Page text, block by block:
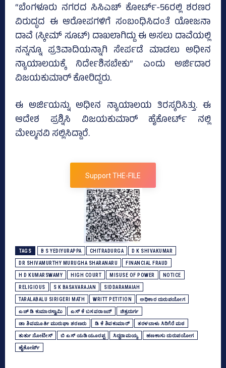
“ಬೆಂಗಳೂರು ನಗರದ ಸಿಸಿಎಚ್ ಕೋರ್ಟ್-56ರಲ್ಲಿ ಶರಣರ
ವಿರುದ್ಧದ ಈ ಆರೋಪಗಳಿಗೆ ಸಂಬಂಧಿಸಿದಂತೆ ಯೋಜನಾ
ದಾವೆ (ಸ್ಕೀಮ್ ಸೂಟ್) ದಾಖಲಾಗಿದ್ದು ಈ ಅಸಲು ದಾವೆಯಲ್ಲಿ
ನನ್ನನ್ನೂ ಪ್ರತಿವಾದಿಯನ್ನಾಗಿ ಸೇರ್ಪಡೆ ಮಾಡಲು ಅಧೀನ
ನ್ಯಾಯಾಲಯಕ್ಕೆ ನಿರ್ದೇಶಿಸಬೇಕು” ಎಂದು ಅರ್ಜಿದಾರ
ವಿಜಯಕುಮಾರ್ ಕೋರಿದ್ದರು.
ಈ ಅರ್ಜಿಯನ್ನು ಅಧೀನ ನ್ಯಾಯಾಲಯ ತಿರಸ್ಕರಿಸಿತ್ತು. ಈ
ಆದೇಶ ಪ್ರಶ್ನಿಸಿ ವಿಜಯಕುಮಾರ್ ಹೈಕೋರ್ಟ್ ನಲ್ಲಿ
ಮೇಲ್ಮನವಿ ಸಲ್ಲಿಸಿದ್ದಾರೆ.
Support THE-FILE
TAGS B S YEDIYURAPPA CHITRADURGA D K SHIVAKUMAR
DR SHIVAMURTHY MURUGHA SHARANARU FINANCIAL FRAUD
H D KUMARSWAMY HIGH COURT MISUSE OF POWER NOTICE
RELIGIOUS S K BASAVARAJAN SIDDARAMAIAH
TARALABALU SIRIGERI MATH WRITT PETITION ಅಧಿಕಾರ ದುರುಪಯೋಗ
ಎಚ್‌ ಡಿ ಕುಮಾರಸ್ವಾಮಿ ಎಸ್‌ ಕೆ ಬಸವರಾಜನ್‌ ಚಿತ್ರದುರ್ಗ
ಡಾ ಶಿವಮೂರ್ತಿ ಮುರುಘಾ ಶರಣರು ಡಿ ಕೆ ಶಿವಕುಮಾರ್ ತರಳಬಾಳು ಸಿರಿಗೆರೆ ಮಠ
ತುರ್ತು ನೋಟೀಸ್‌ ಬಿ ಎಸ್‌ ಯಡಿಯೂರಪ್ಪ ಸಿದ್ದರಾಮಯ್ಯ ಹಣಕಾಸು ದುರುಪಯೋಗ
ಹೈಕೋರ್ಟ್